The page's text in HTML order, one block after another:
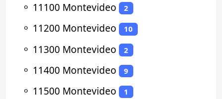
⚬ 11100 Montevideo 2
⚬ 11200 Montevideo 10
⚬ 11300 Montevideo 2
⚬ 11400 Montevideo 9
⚬ 11500 Montevideo 1